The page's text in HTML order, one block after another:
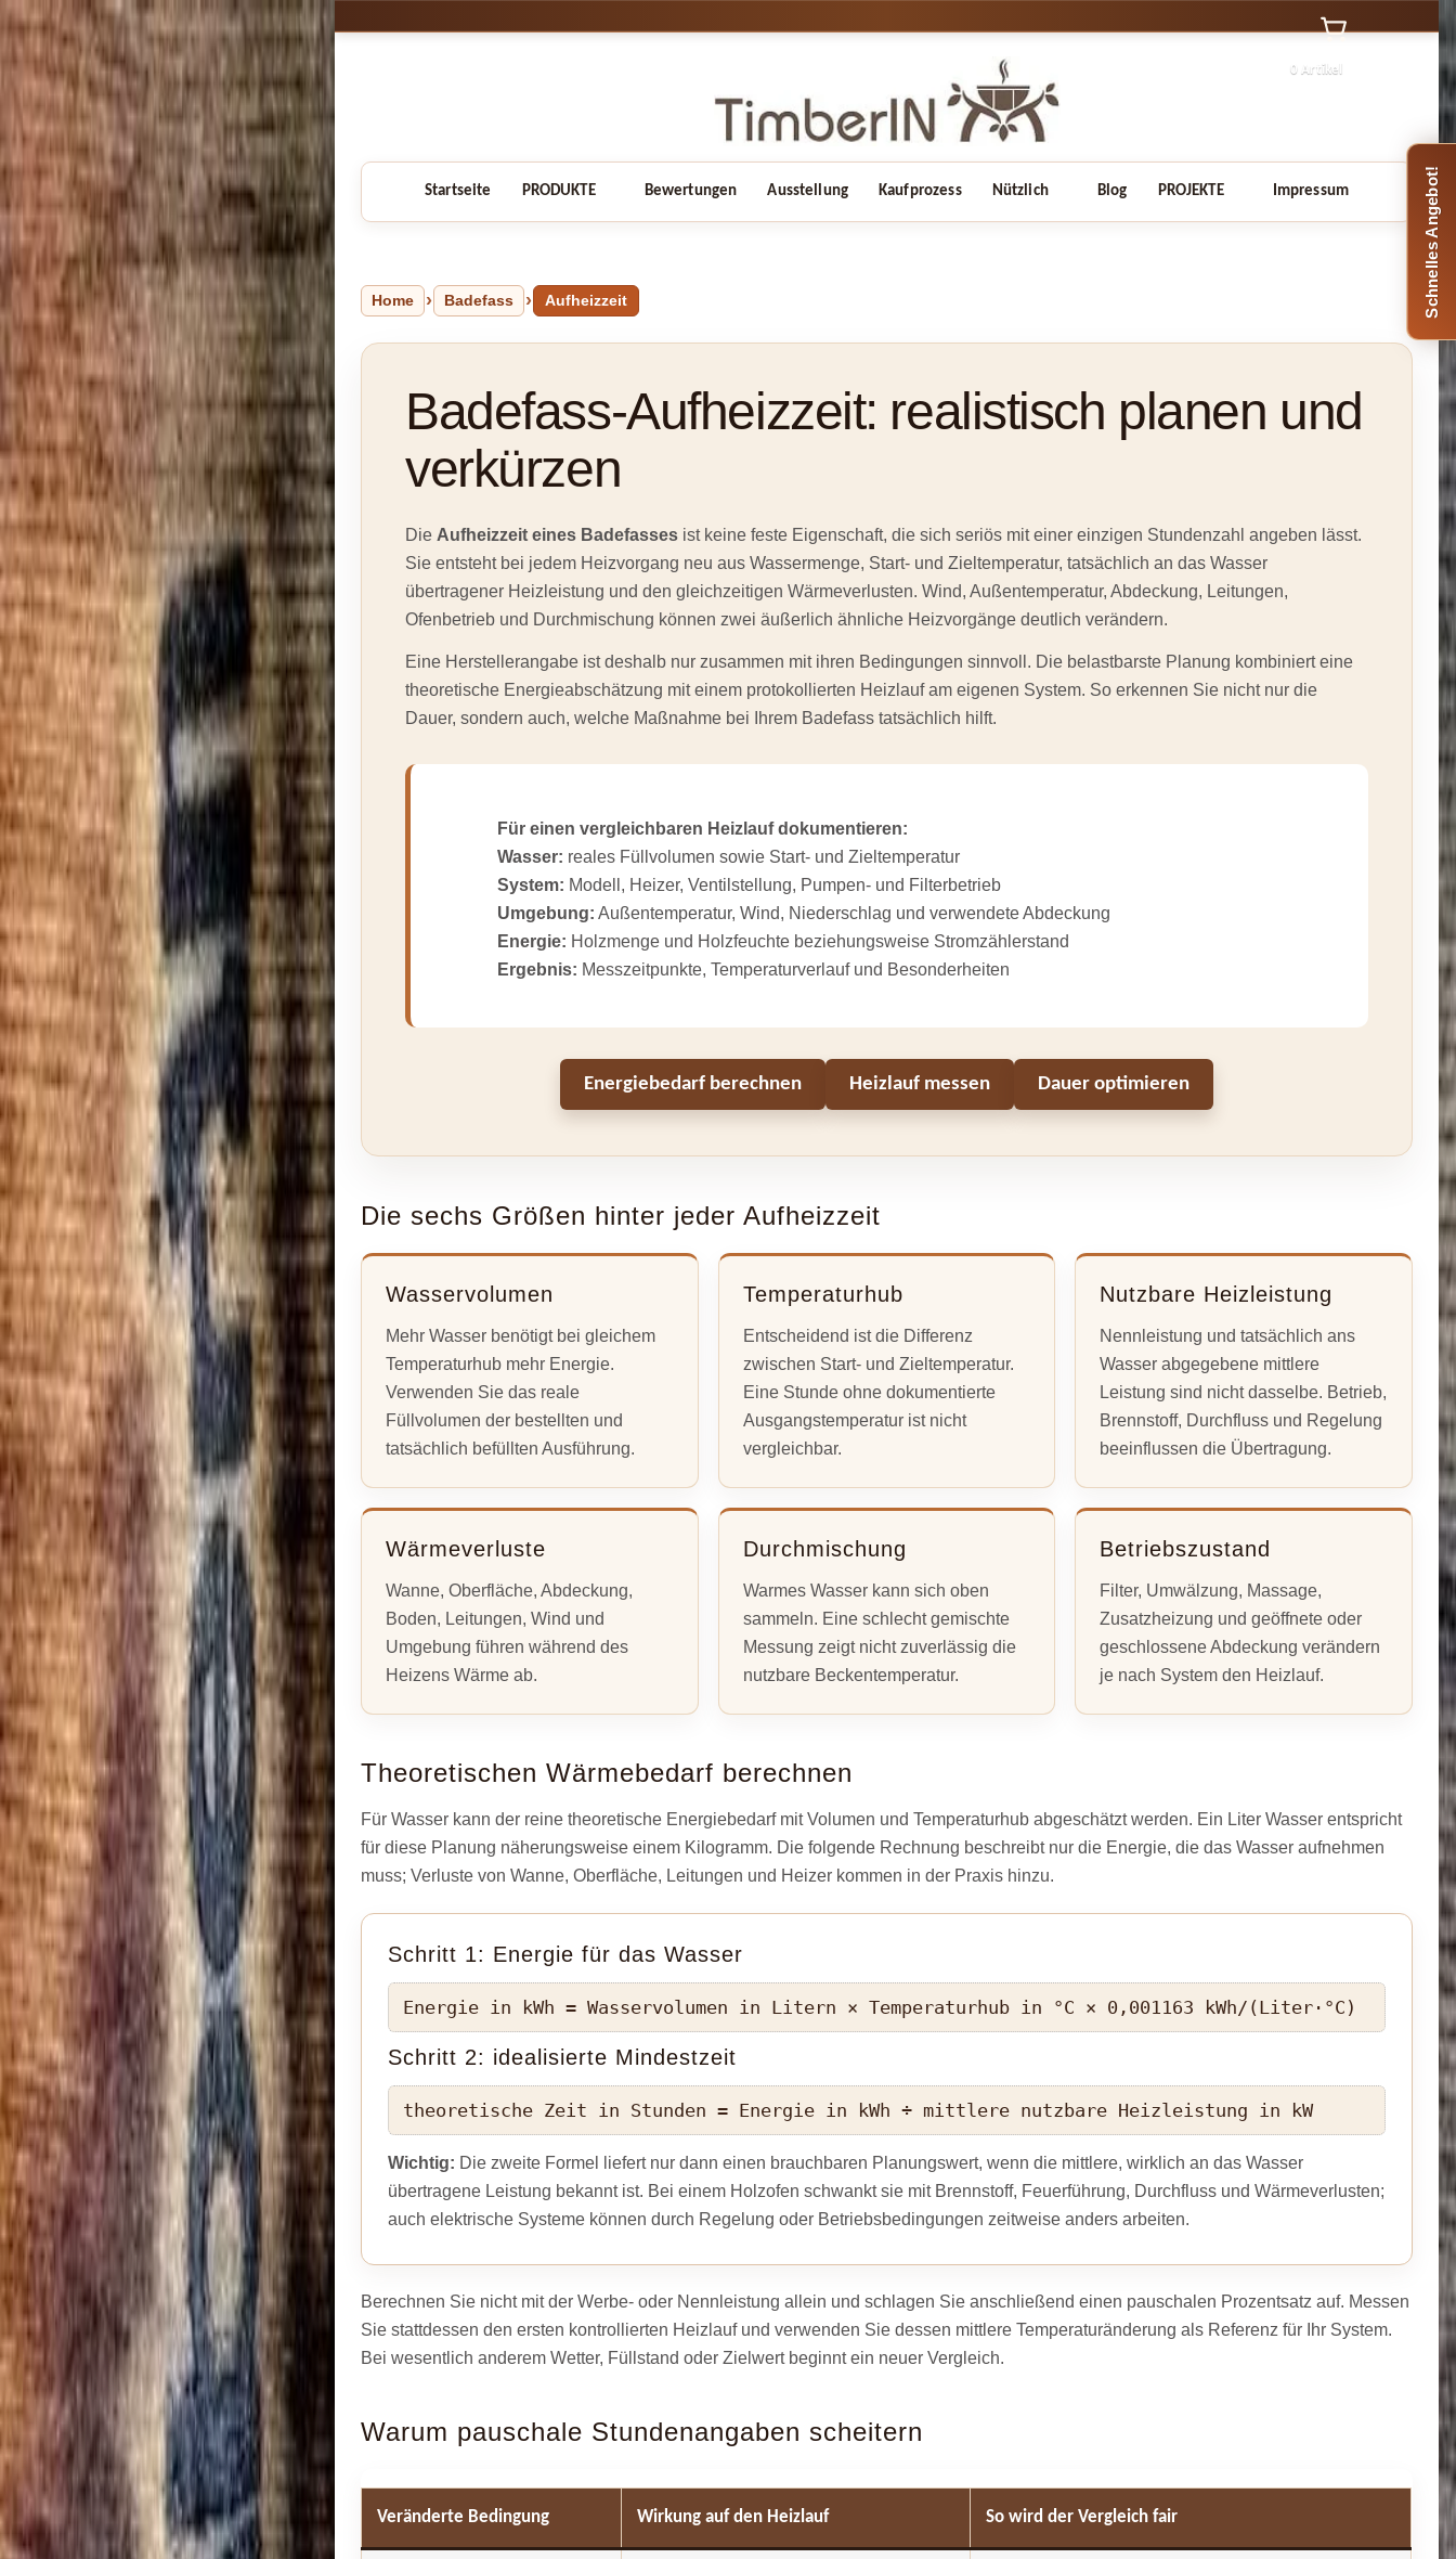
0 Artikel
Startseite PRODUKTE Bewertungen Ausstellung Kaufprozess Nützlich Blog PROJEKTE Impressum
Home Badefass Aufheizzeit
Badefass-Aufheizzeit: realistisch planen und
verkürzen
Die Aufheizzeit eines Badefasses ist keine feste Eigenschaft, die sich seriös mit einer einzigen Stundenzahl angeben lässt.
Sie entsteht bei jedem Heizvorgang neu aus Wassermenge, Start- und Zieltemperatur, tatsächlich an das Wasser
übertragener Heizleistung und den gleichzeitigen Wärmeverlusten. Wind, Außentemperatur, Abdeckung, Leitungen,
Ofenbetrieb und Durchmischung können zwei äußerlich ähnliche Heizvorgänge deutlich verändern.
Eine Herstellerangabe ist deshalb nur zusammen mit ihren Bedingungen sinnvoll. Die belastbarste Planung kombiniert eine
theoretische Energieabschätzung mit einem protokollierten Heizlauf am eigenen System. So erkennen Sie nicht nur die
Dauer, sondern auch, welche Maßnahme bei Ihrem Badefass tatsächlich hilft.
Für einen vergleichbaren Heizlauf dokumentieren:
Wasser: reales Füllvolumen sowie Start- und Zieltemperatur
System: Modell, Heizer, Ventilstellung, Pumpen- und Filterbetrieb
Umgebung: Außentemperatur, Wind, Niederschlag und verwendete Abdeckung
Energie: Holzmenge und Holzfeuchte beziehungsweise Stromzählerstand
Ergebnis: Messzeitpunkte, Temperaturverlauf und Besonderheiten
Energiebedarf berechnen Heizlauf messen Dauer optimieren
Die sechs Größen hinter jeder Aufheizzeit
Wasservolumen
Mehr Wasser benötigt bei gleichem
Temperaturhub mehr Energie.
Verwenden Sie das reale
Füllvolumen der bestellten und
tatsächlich befüllten Ausführung.
Temperaturhub
Entscheidend ist die Differenz
zwischen Start- und Zieltemperatur.
Eine Stunde ohne dokumentierte
Ausgangstemperatur ist nicht
vergleichbar.
Nutzbare Heizleistung
Nennleistung und tatsächlich ans
Wasser abgegebene mittlere
Leistung sind nicht dasselbe. Betrieb,
Brennstoff, Durchfluss und Regelung
beeinflussen die Übertragung.
Wärmeverluste
Wanne, Oberfläche, Abdeckung,
Boden, Leitungen, Wind und
Umgebung führen während des
Heizens Wärme ab.
Durchmischung
Warmes Wasser kann sich oben
sammeln. Eine schlecht gemischte
Messung zeigt nicht zuverlässig die
nutzbare Beckentemperatur.
Betriebszustand
Filter, Umwälzung, Massage,
Zusatzheizung und geöffnete oder
geschlossene Abdeckung verändern
je nach System den Heizlauf.
Theoretischen Wärmebedarf berechnen
Für Wasser kann der reine theoretische Energiebedarf mit Volumen und Temperaturhub abgeschätzt werden. Ein Liter Wasser entspricht
für diese Planung näherungsweise einem Kilogramm. Die folgende Rechnung beschreibt nur die Energie, die das Wasser aufnehmen
muss; Verluste von Wanne, Oberfläche, Leitungen und Heizer kommen in der Praxis hinzu.
Schritt 1: Energie für das Wasser
Energie in kWh = Wasservolumen in Litern × Temperaturhub in °C × 0,001163 kWh/(Liter·°C)
Schritt 2: idealisierte Mindestzeit
theoretische Zeit in Stunden = Energie in kWh ÷ mittlere nutzbare Heizleistung in kW
Wichtig: Die zweite Formel liefert nur dann einen brauchbaren Planungswert, wenn die mittlere, wirklich an das Wasser
übertragene Leistung bekannt ist. Bei einem Holzofen schwankt sie mit Brennstoff, Feuerführung, Durchfluss und Wärmeverlusten;
auch elektrische Systeme können durch Regelung oder Betriebsbedingungen zeitweise anders arbeiten.
Berechnen Sie nicht mit der Werbe- oder Nennleistung allein und schlagen Sie anschließend einen pauschalen Prozentsatz auf. Messen
Sie stattdessen den ersten kontrollierten Heizlauf und verwenden Sie dessen mittlere Temperaturänderung als Referenz für Ihr System.
Bei wesentlich anderem Wetter, Füllstand oder Zielwert beginnt ein neuer Vergleich.
Warum pauschale Stundenangaben scheitern
Veränderte Bedingung Wirkung auf den Heizlauf So wird der Vergleich fair
Schnelles Angebot!